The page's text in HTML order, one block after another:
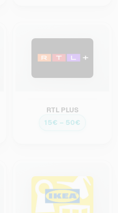
RTL PLUS
15€ – 50€